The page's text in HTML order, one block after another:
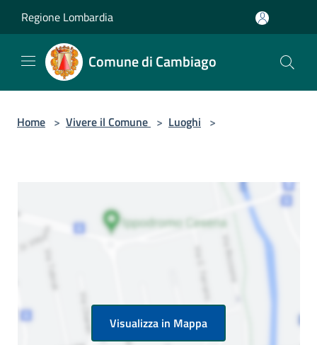
Regione Lombardia
Comune di Cambiago
Home > Vivere il Comune > Luoghi >
Visualizza in Mappa